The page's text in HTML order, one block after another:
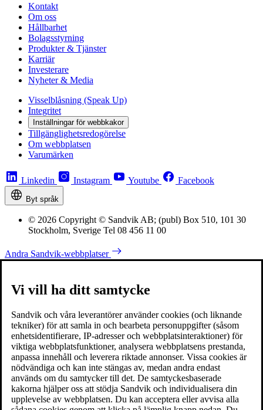
Kontakt
Om oss
Hållbarhet
Bolagsstyrning
Produkter & Tjänster
Karriär
Investerare
Nyheter & Media
Visselblåsning (Speak Up)
Integritet
Inställningar för webbkakor
Tillgänglighetsredogörelse
Om webbplatsen
Varumärken
Linkedin Instagram Youtube Facebook
Byt språk
© 2026 Copyright © Sandvik AB; (publ) Box 510, 101 30
Stockholm, Sverige Tel 08 456 11 00
Andra Sandvik-webbplatser
Vi vill ha ditt samtycke
Sandvik och våra leverantörer använder cookies (och liknande
tekniker) för att samla in och bearbeta personuppgifter (såsom
enhetsidentifierare, IP-adresser och webbplatsinteraktioner) för
viktiga webbplatsfunktioner, analysera webbplatsens prestanda,
anpassa innehåll och leverera riktade annonser. Vissa cookies är
nödvändiga och kan inte stängas av, medan andra endast
används om du samtycker till det. De samtyckesbaserade
kakorna hjälper oss att stödja Sandvik och individualisera din
upplevelse av webbplatsen. Du kan acceptera eller avvisa alla